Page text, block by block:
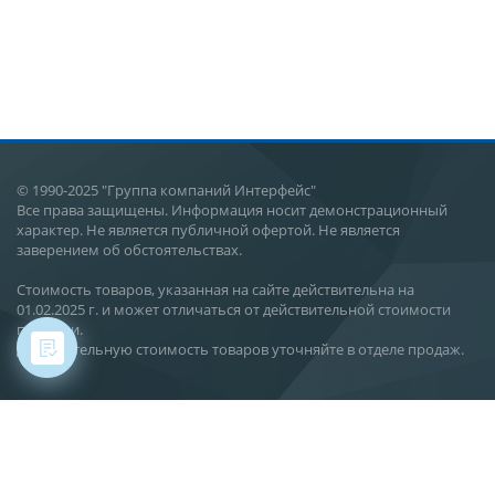
© 1990-2025 "Группа компаний Интерфейс"
Все права защищены. Информация носит демонстрационный
характер. Не является публичной офертой. Не является
заверением об обстоятельствах.
Стоимость товаров, указанная на сайте действительна на
01.02.2025 г. и может отличаться от действительной стоимости
поставки.
Действительную стоимость товаров уточняйте в отделе продаж.